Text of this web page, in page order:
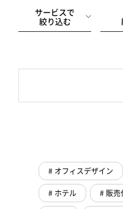
サービスで
絞り込む
# オフィスデザイン
# ホテル
# 販売